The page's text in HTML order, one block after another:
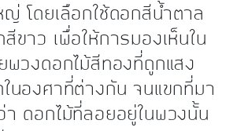
ญ่ โดยเลือกใช้ดอกสีน้ำตาล
ขาว เพื่อให้การมองเห็นใน
พวงดอกไม้สีทองที่ถูกแสง
ในองศาที่ต่างกัน จนแขกที่มา
า ดอกไม้ที่ลอยอยู่ในพวงนั้น